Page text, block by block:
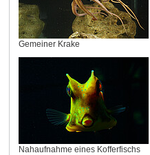
Gemeiner Krake
Nahaufnahme eines Kofferfischs